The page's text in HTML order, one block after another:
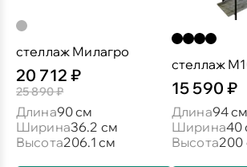
стеллаж Милагро
20 712 ₽
25 890 ₽
Длина90 см
Ширина36.2 см
Высота206.1 см
стеллаж
15 590 ₽
Длина94 см
Ширина40
Высота200